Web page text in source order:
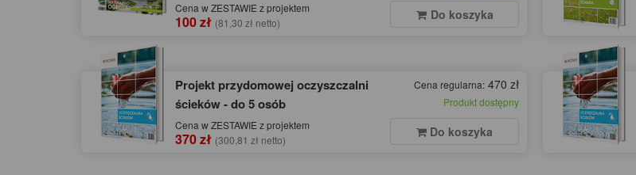
Cena w ZESTAWIE z projektem
100 zł (81,30 zł netto)
Do koszyka
Projekt przydomowej oczyszczalni
ścieków - do 5 osób
Cena w ZESTAWIE z projektem
370 zł (300,81 zł netto)
Cena regularna: 470 zł
Produkt dostępny
Do koszyka